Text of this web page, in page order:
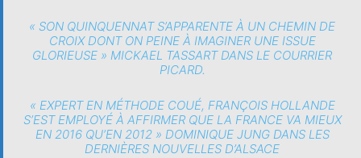
« SON QUINQUENNAT S’APPARENTE À UN CHEMIN DE
CROIX DONT ON PEINE À IMAGINER UNE ISSUE
GLORIEUSE » MICKAEL TASSART DANS LE COURRIER
PICARD.
« EXPERT EN MÉTHODE COUÉ, FRANÇOIS HOLLANDE
S’EST EMPLOYÉ À AFFIRMER QUE LA FRANCE VA MIEUX
EN 2016 QU’EN 2012» DOMINIQUE JUNG DANS LES
DERNIÈRES NOUVELLES D’ALSACE